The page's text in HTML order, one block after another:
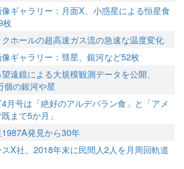
ギャラリー：月面X、小惑星による恒星食
枚
ホールの超高速ガス流の急速な温度変化
ギャラリー：彗星、銀河など52枚
遠鏡による大規模観測データを公開、
個の銀河や星
月号は「絶好のアルデバラン食」と「アメ
まで5か月」
発見から30年
X社、2018年末に民間人2人を月周回軌道